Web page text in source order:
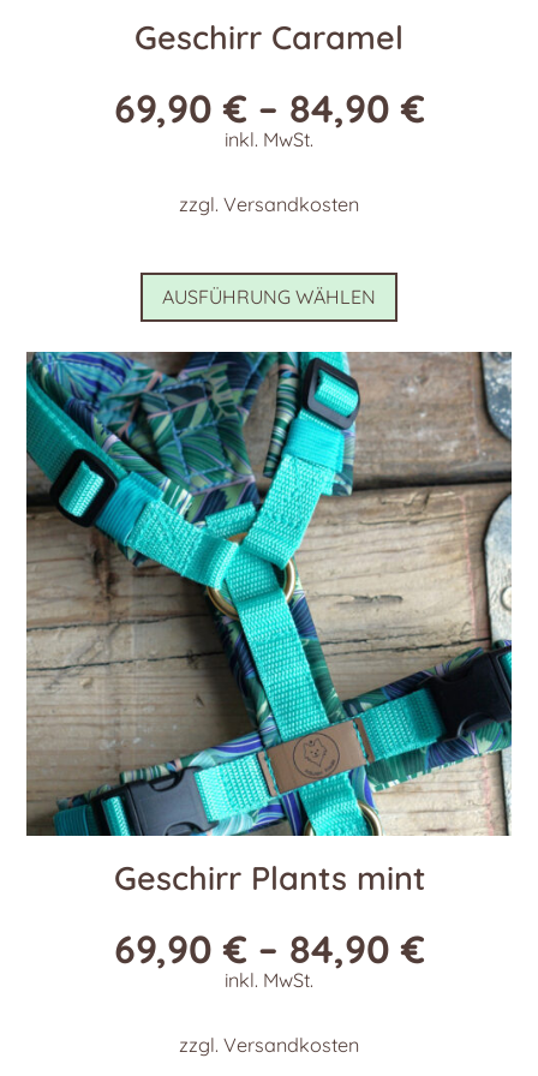
Geschirr Caramel
69,90€ – 84,90€
inkl. MwSt.
zzgl. Versandkosten
AUSFÜHRUNG WÄHLEN
Dieses
weist
mehrere
Varianten
auf.
Die
Optionen
können
auf
der
Produktseite
gewählt
werden
Geschirr Plants mint
69,90€ – 84,90€
inkl. MwSt.
zzgl. Versandkosten